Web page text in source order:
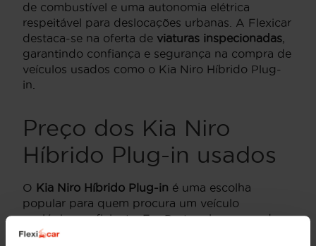
de combustível e uma autonomia elétrica
respeitável para deslocações urbanas. A Flexicar
destaca-se na oferta de viaturas inspecionadas,
garantindo confiança e segurança na compra de
veículos usados como o Kia Niro Híbrido Plug-
in.
Preço dos Kia Niro
Híbrido Plug-in usados
O Kia Niro Híbrido Plug-in é uma escolha
popular para quem procura um veículo
ecológico e eficiente. Em Portugal, o preço de
umKia Niro Híbrido Plug-in